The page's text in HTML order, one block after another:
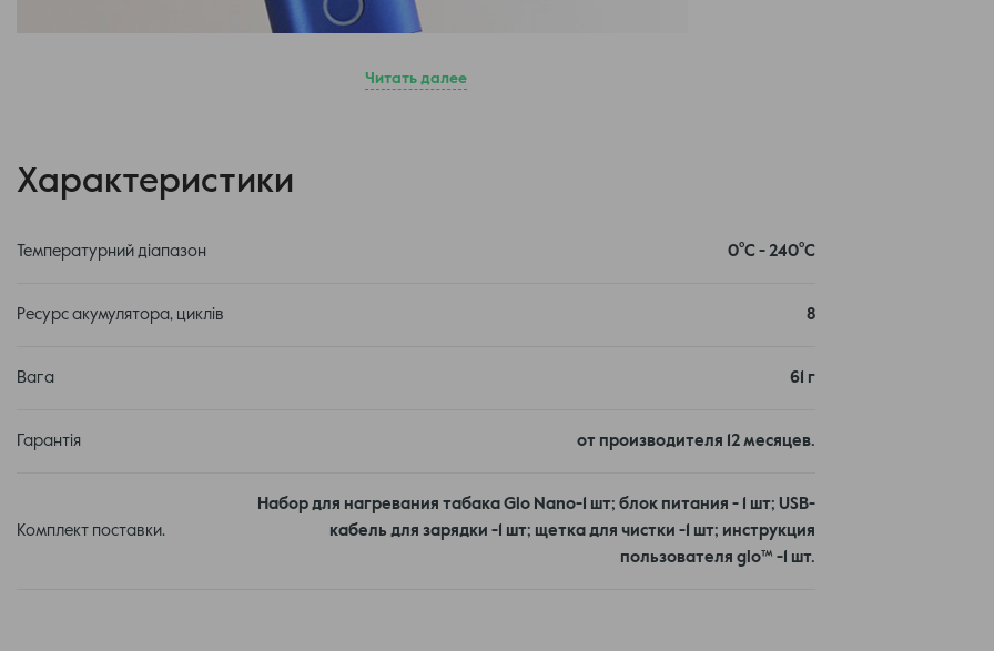
затворного типа, а снизу крышкой на защелке. Порт USB для подзарядки аккумулятора расположен на одном
из узких торцов.
Читать далее
Характеристики
Температурний діапазон 0⁰C - 240⁰C
Ресурс акумулятора, циклів 8
Вага 61 г
Гарантія от производителя 12 месяцев.
Комплект поставки.
Набор для нагревания табака Glo Nano-1 шт; блок питания - 1 шт; USB-
кабель для зарядки -1 шт; щетка для чистки -1 шт; инструкция
пользователя glo™ -1 шт.